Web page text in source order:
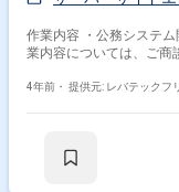
作業内容 ・公務システ
業内容については、ご商
4年前・ 提供元: レバテックフ